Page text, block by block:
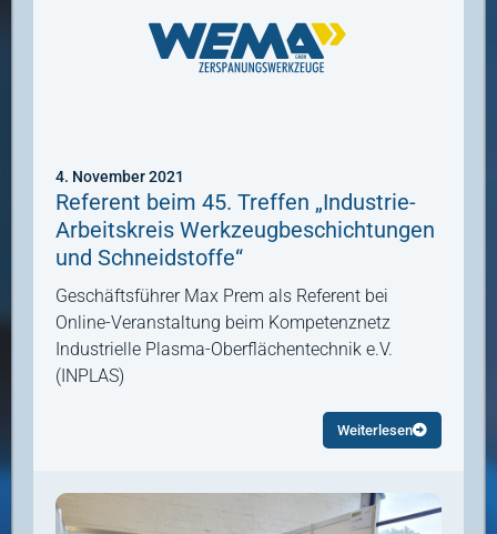
4. November 2021
Referent beim 45. Treffen „Industrie-
Arbeitskreis Werkzeugbeschichtungen
und Schneidstoffe“
Geschäftsführer Max Prem als Referent bei
Online-Veranstaltung beim Kompetenznetz
Industrielle Plasma-Oberflächentechnik e.V.
(INPLAS)
Weiterlesen